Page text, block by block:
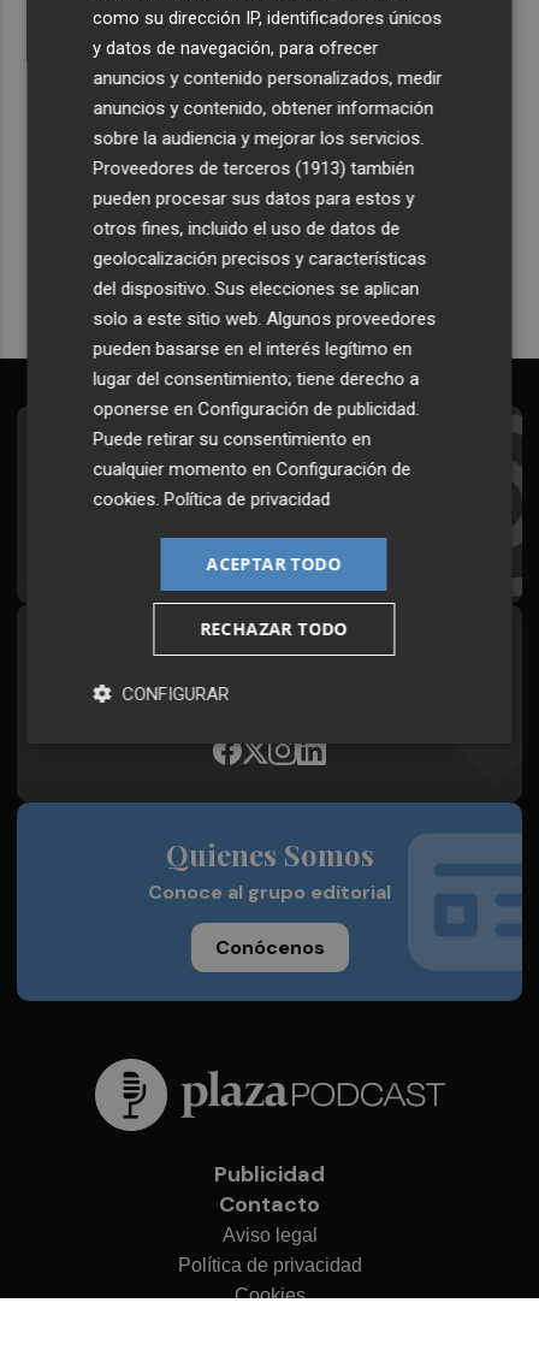
Recibe toda la actualidad de
Plaza Podcast en tu correo
Quiero suscribirme
Suscríbete al Boletín
Todos los días a primera hora en tu email
Síguenos en redes
Plaza Podcast, desde cualquier medio
Quienes Somos
Conoce al grupo editorial
Conócenos
Publicidad
Contacto
Aviso legal
Política de privacidad
Cookies
como su dirección IP, identificadores únicos
y datos de navegación, para ofrecer
anuncios y contenido personalizados, medir
anuncios y contenido, obtener información
sobre la audiencia y mejorar los servicios.
Proveedores de terceros (1913) también
pueden procesar sus datos para estos y
otros fines, incluido el uso de datos de
geolocalización precisos y características
del dispositivo. Sus elecciones se aplican
solo a este sitio web. Algunos proveedores
pueden basarse en el interés legítimo en
lugar del consentimiento; tiene derecho a
oponerse enConfiguración de publicidad.
Puede retirar su consentimiento en
cualquier momento enConfiguración de
cookies.Política de privacidad
ACEPTAR TODO
RECHAZAR TODO
CONFIGURAR